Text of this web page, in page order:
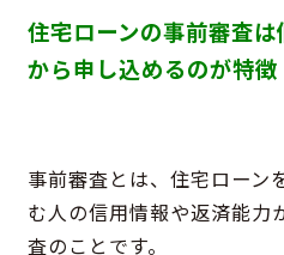
住宅ローンの事前審査
から申し込めるのが特徴
事前審査とは、住宅ローン
む人の信用情報や返済能力
査のことです。